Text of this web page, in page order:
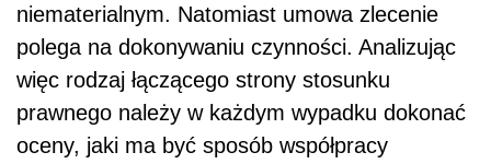
niematerialnym. Natomiast umowa zlecenie
polega na dokonywaniu czynności. Analizując
więc rodzaj łączącego strony stosunku
prawnego należy w każdym wypadku dokonać
oceny, jaki ma być sposób współpracy